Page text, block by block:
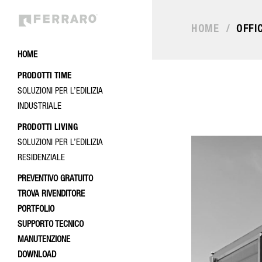
HOME
PRODOTTI TIME
SOLUZIONI PER L’EDILIZIA
INDUSTRIALE
PRODOTTI LIVING
SOLUZIONI PER L’EDILIZIA
RESIDENZIALE
PREVENTIVO GRATUITO
TROVA RIVENDITORE
PORTFOLIO
SUPPORTO TECNICO
MANUTENZIONE
DOWNLOAD
HOME /